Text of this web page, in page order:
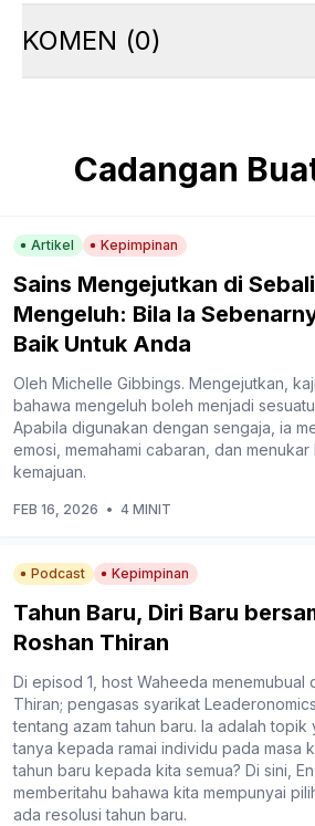
KOMEN (0)
Cadangan
Artikel Kepimpinan
Sains Mengejutkan di
Mengeluh: Bila Ia
Baik Untuk Anda
Oleh Michelle Gibbings. Mengejutkan,
bahawa mengeluh boleh menjadi
Apabila digunakan dengan sengaja, ia
emosi, memahami cabaran, dan
kemajuan.
FEB 16, 2026 • 4 MINIT
Podcast Kepimpinan
Tahun Baru, Diri Baru
Roshan Thiran
Di episod 1, host Waheeda menemubual
Thiran; pengasas syarikat
tentang azam tahun baru. Ia adalah topik
tanya kepada ramai individu pada masa
tahun baru kepada kita semua? Di sini,
memberitahu bahawa kita mempunyai
ada resolusi tahun baru.